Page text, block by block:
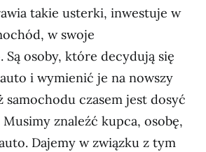
takie usterki, inwestuje w
w swoje
Są osoby, które decydują się
i wymienić je na nowszy
samochodu czasem jest dosyć
znaleźć kupca, osobę,
Dajemy w związku z tym